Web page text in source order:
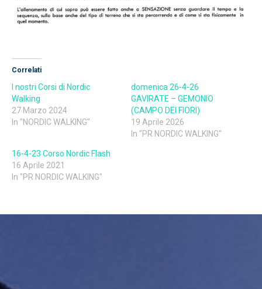
Correlati
I nostri Corsi di Nordic
Walking
27 Marzo 2024
In "NORDIC WALKING"
domenica 26-4-26
GAVIRATE – GEMONIO
(CAMPO DEI FIORI)
19 Aprile 2026
In "PR NORDIC WALKING"
16-4-23 Corso Nordic Flash
16 Aprile 2021
In "PR NORDIC WALKING"